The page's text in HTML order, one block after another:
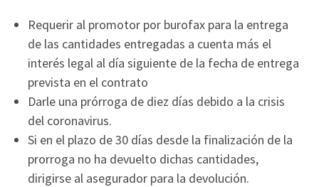
Requerir al promotor por burofax para la entrega
de las cantidades entregadas a cuenta más el
interés legal al día siguiente de la fecha de entrega
prevista en el contrato
Darle una prórroga de diez días debido a la crisis
del coronavirus.
Si en el plazo de 30 días desde la finalización de la
prorroga no ha devuelto dichas cantidades,
dirigirse al asegurador para la devolución.